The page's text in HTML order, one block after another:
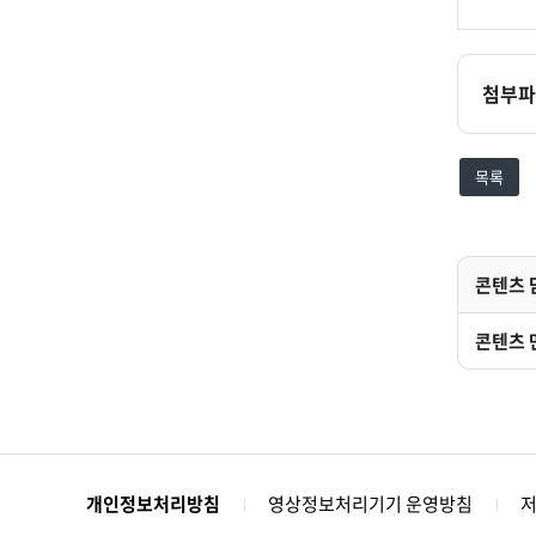
첨부
목록
콘텐츠
콘텐츠
개인정보처리방침 영상정보처리기기 운영방침